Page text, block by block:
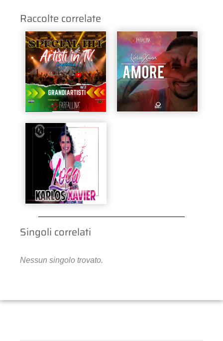
Raccolte correlate
Singoli correlati
Nessun singolo trovato.